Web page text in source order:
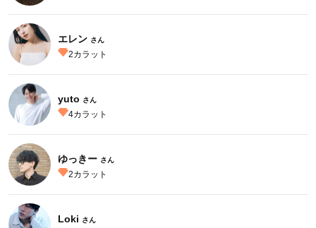
エレン さん
2カラット
yuto さん
4カラット
ゆっきー さん
2カラット
Loki さん